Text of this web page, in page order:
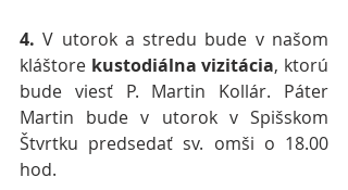
4. V utorok a stredu bude v našom
kláštore kustodiálna vizitácia, ktorú
bude viesť P. Martin Kollár. Páter
Martin bude v utorok v Spišskom
Štvrtku predsedať sv. omši o 18.00
hod.